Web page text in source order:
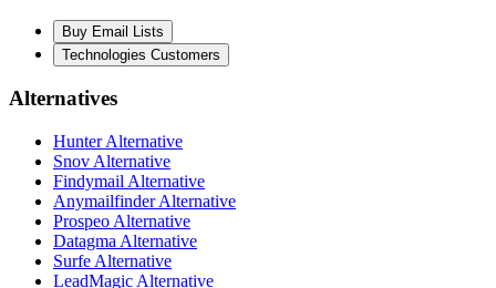
Buy Email Lists
Technologies Customers
Alternatives
Hunter Alternative
Snov Alternative
Findymail Alternative
Anymailfinder Alternative
Prospeo Alternative
Datagma Alternative
Surfe Alternative
LeadMagic Alternative